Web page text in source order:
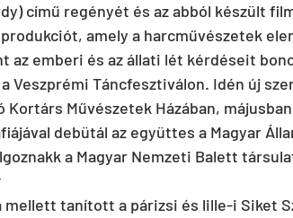
című regényét és az abból készült
amely a harcművészetek
az emberi és az állati lét kérdéseit
Veszprémi Táncfesztiválon. Idén új
Kortárs Művészetek Házában,
debütál az együttes a Magyar
a Magyar Nemzeti Balett
mellett tanított a párizsi és lille-i Siket